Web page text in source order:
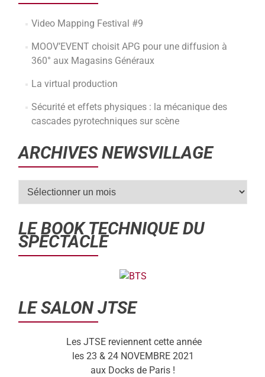
Video Mapping Festival #9
MOOV’EVENT choisit APG pour une diffusion à
360° aux Magasins Généraux
La virtual production
Sécurité et effets physiques : la mécanique des
cascades pyrotechniques sur scène
ARCHIVES NEWSVILLAGE
LE BOOK TECHNIQUE DU
SPECTACLE
LE SALON JTSE
Les JTSE reviennent cette année
les 23 & 24 NOVEMBRE 2021
aux Docks de Paris !